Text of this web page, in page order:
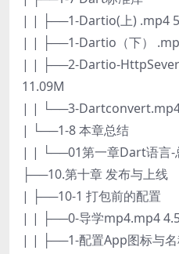
| | ├──1-Dartio(上) .mp4
| | ├──1-Dartio（下）
| | ├──2-Dartio-
11.09M
| | └──3-
| └──1-8 本章总结
| | └──01第一章Dart语言-
├──10.第十章 发布与上线
| ├──10-1 打包前的配置
| | ├──0-导学mp4.mp4
| | ├──1-配置App图标与